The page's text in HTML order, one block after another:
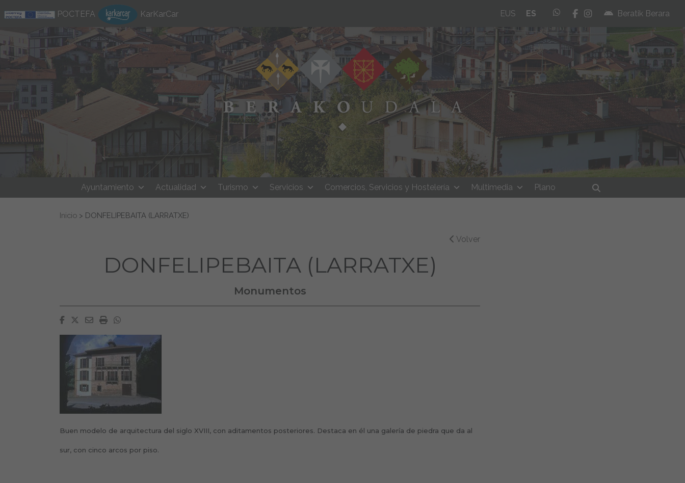
POCTEFA
KarKarCar EUS ES whatsapp
facebook
instagram
Beratik Berara
Ayuntamiento Actualidad Turismo Servicios Comercios, Servicios y Hostelería Multimedia
Plano
Buscar
Buscar:
Inicio > DONFELIPEBAITA (LARRATXE)
Volver
DONFELIPEBAITA (LARRATXE)
Monumentos
Facebook
Twitter
EmailImprimirWhatsapp
Buen modelo de arquitectura del siglo XVIII, con aditamentos posteriores. Destaca en él una galería de piedra que da al
sur, con cinco arcos por piso.